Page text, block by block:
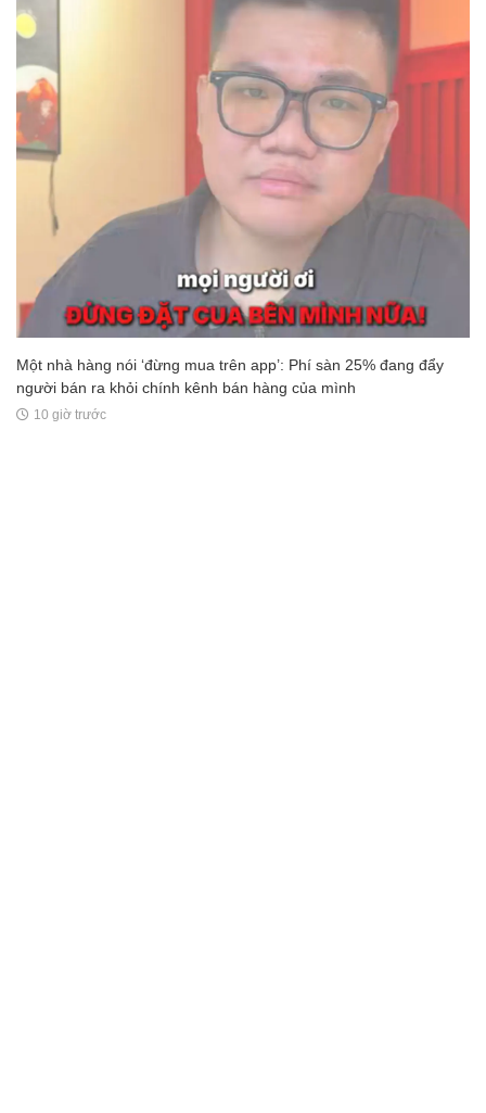
Một nhà hàng nói ‘đừng mua trên app’: Phí sàn 25% đang đẩy
người bán ra khỏi chính kênh bán hàng của mình
10 giờ trước